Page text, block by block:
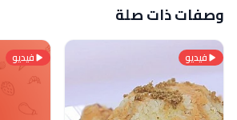
وصفات ذات صلة
فيديو فيديو